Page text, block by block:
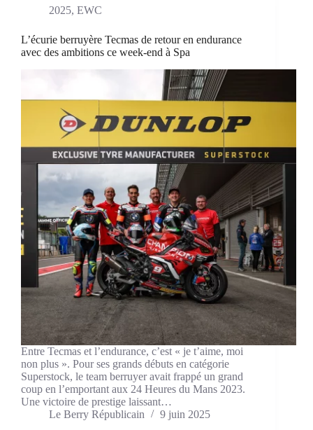
2025, EWC
L’écurie berruyère Tecmas de retour en endurance
avec des ambitions ce week-end à Spa
Entre Tecmas et l’endurance, c’est « je t’aime, moi
non plus ». Pour ses grands débuts en catégorie
Superstock, le team berruyer avait frappé un grand
coup en l’emportant aux 24 Heures du Mans 2023.
Une victoire de prestige laissant…
Le Berry Républicain
9 juin 2025